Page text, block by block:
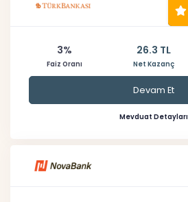
3%
Faiz Oranı
26.3 TL
Net Kazanç
Devam Et
Mevduat Detayları